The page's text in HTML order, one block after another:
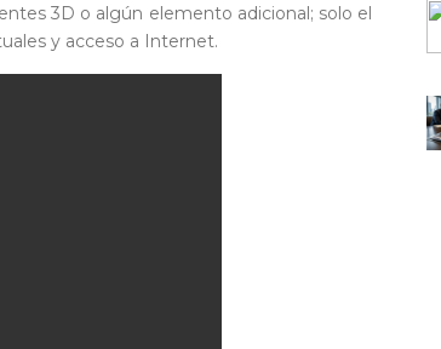
3D o algún elemento adicional; solo el
y acceso a Internet.